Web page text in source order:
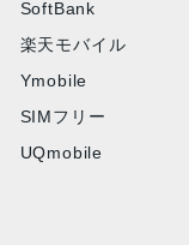
SoftBank
楽天モバイル
Ymobile
SIMフリー
UQmobile